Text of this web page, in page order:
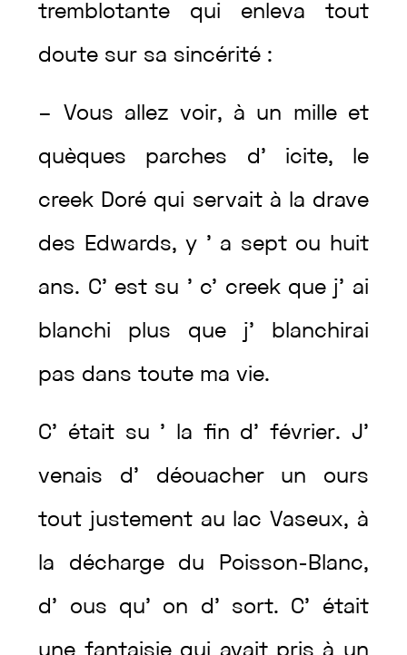
tremblotante qui enleva tout
doute sur sa sincérité :
– Vous allez voir, à un mille et
quèques parches d’ icite, le
creek Doré qui servait à la drave
des Edwards,y ’ a sept ou huit
ans. C’ est su ’ c’ creek que j’ ai
blanchi plus que j’ blanchirai
pas danstoute mavie.
C’ était su ’ la fin d’ février. J’
venais d’ déouacher un ours
tout justement au lac Vaseux, à
la décharge du Poisson-Blanc,
d’ ous qu’ on d’ sort. C’ était